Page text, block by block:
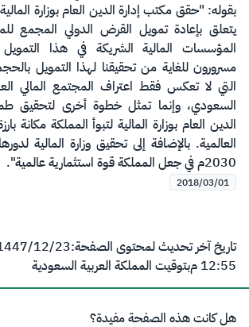
بقوله: "حقق مكتب إدارة الدين العام بوزارة
يتعلق بإعادة تمويل القرض الدولي المجمع
المؤسسات المالية الشريكة في هذا
مسرورون للغاية من تحقيقنا لهذا التمويل
التي لا تعكس فقط اعتراف المجتمع المالي
السعودي، وإنما تمثل خطوة أخرى لتحقيق
الدين العام بوزارة المالية لتبوأ المملكة مكانة
العالمية. بالإضافة إلى تحقيق وزارة المالية
2030م في جعل المملكة قوة استثمارية عالمية".
2018/03/01
تاريخ آخر تحديث لمحتوى الصفحة:23‏/12‏/1447 هـ
12:55 م
بتوقيت المملكة العربية السعودية
هل كانت هذه الصفحة مفيدة؟